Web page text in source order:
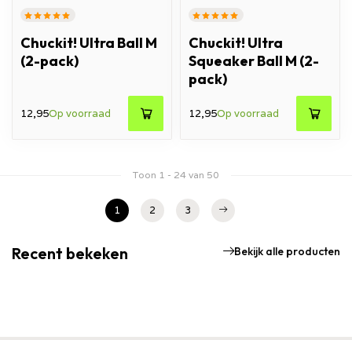
Chuckit! Ultra Ball M
(2-pack)
12,95Op voorraad
Chuckit! Ultra
Squeaker Ball M (2-
pack)
12,95Op voorraad
Toon 1 - 24 van 50
1 2 3
Recent bekeken Bekijk alle producten